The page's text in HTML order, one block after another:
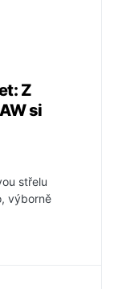
Z
si
střelu
výborně